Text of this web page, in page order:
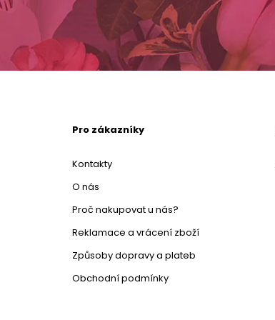
Pro zákazníky
Kontakty
O nás
Proč nakupovat u nás?
Reklamace a vrácení zboží
Způsoby dopravy a plateb
Obchodní podmínky